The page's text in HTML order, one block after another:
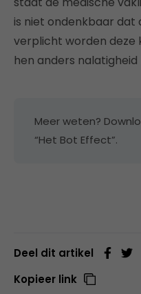
is niet ondenkbaar dat
verplicht worden deze
hen anders
Meer weten?
“Het Bot Effect”.
Deel dit artikel
Kopieer link